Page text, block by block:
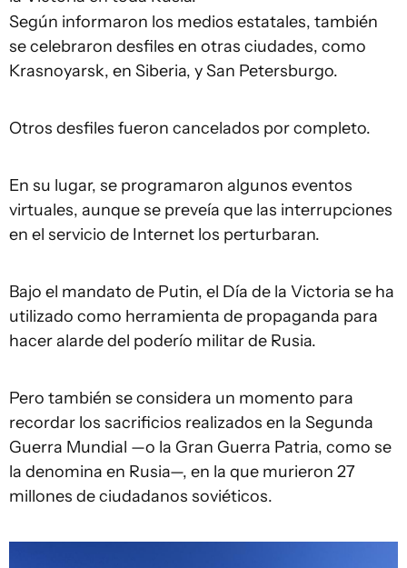
Según informaron los medios estatales, también
se celebraron desfiles en otras ciudades, como
Krasnoyarsk, en Siberia, y San Petersburgo.
Otros desfiles fueron cancelados por completo.
En su lugar, se programaron algunos eventos
virtuales, aunque se preveía que las interrupciones
en el servicio de Internet los perturbaran.
Bajo el mandato de Putin, el Día de la Victoria se ha
utilizado como herramienta de propaganda para
hacer alarde del poderío militar de Rusia.
Pero también se considera un momento para
recordar los sacrificios realizados en la Segunda
Guerra Mundial —o la Gran Guerra Patria, como se
la denomina en Rusia—, en la que murieron 27
millones de ciudadanos soviéticos.